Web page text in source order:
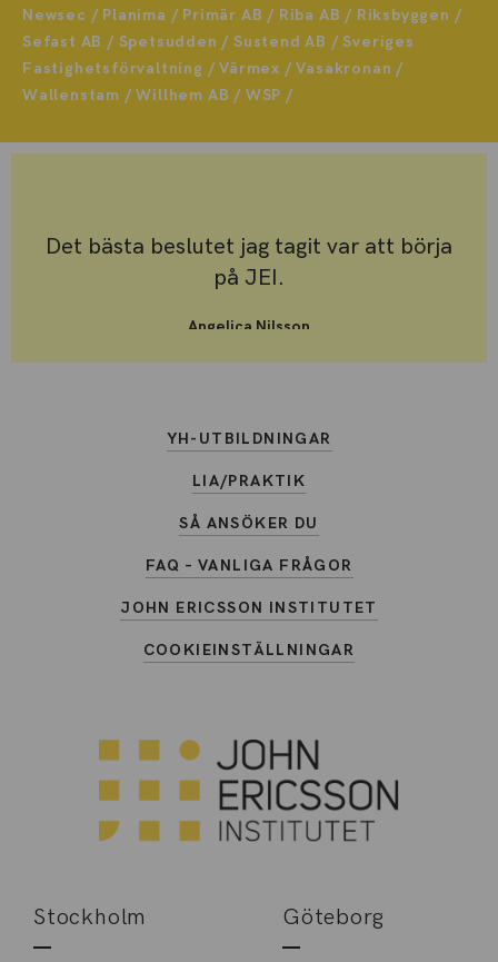
Newsec / Planima / Primär AB / Riba AB / Riksbyggen /
Sefast AB / Spetsudden / Sustend AB / Sveriges
Fastighetsförvaltning / Värmex / Vasakronan /
Wallenstam / Willhem AB / WSP /
Det bästa beslutet jag tagit var att börja
på JEI.
Angelica Nilsson
YH-UTBILDNINGAR
LIA/PRAKTIK
SÅ ANSÖKER DU
FAQ – VANLIGA FRÅGOR
JOHN ERICSSON INSTITUTET
COOKIEINSTÄLLNINGAR
Stockholm Göteborg